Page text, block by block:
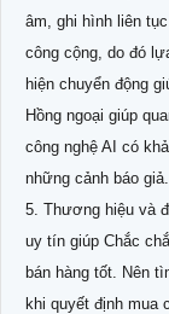
âm, ghi hình liên
công cộng, do đó
hiện chuyển động
Hồng ngoại giúp
công nghệ AI có
những cảnh báo giả.
5. Thương hiệu và
uy tín giúp Chắc
bán hàng tốt. Nên
khi quyết định mua